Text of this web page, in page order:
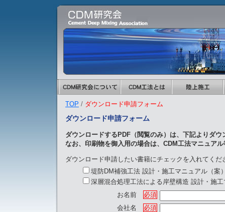
TOP / ダウンロード申請フォーム
ダウンロード申請フォーム
ダウンロードするPDF（閲覧のみ）は、下記よりダ
なお、印刷物を御入用の場合は、CDM工法マニュア
ダウンロード申請したい書籍にチェックを入れてく
堤防DM補強工法 設計・施工マニュアル（案
深層混合処理工法による岸壁構造 設計・施
お名前
必須
会社名
必須